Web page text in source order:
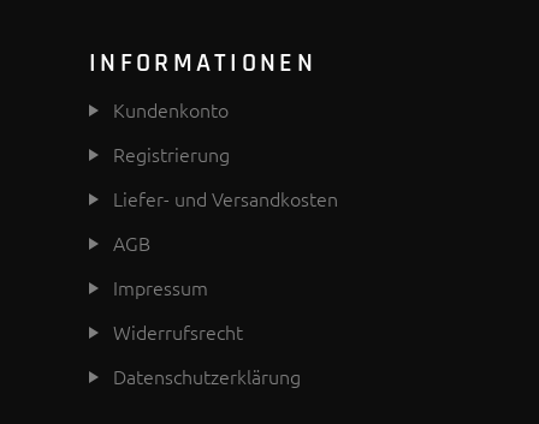
INFORMATIONEN
Kundenkonto
Registrierung
Liefer- und Versandkosten
AGB
Impressum
Widerrufsrecht
Datenschutzerklärung